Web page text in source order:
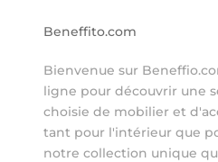
Beneffito.com
Bienvenue sur
ligne pour découvrir une
choisie de mobilier et
tant pour l'intérieur que
notre collection unique